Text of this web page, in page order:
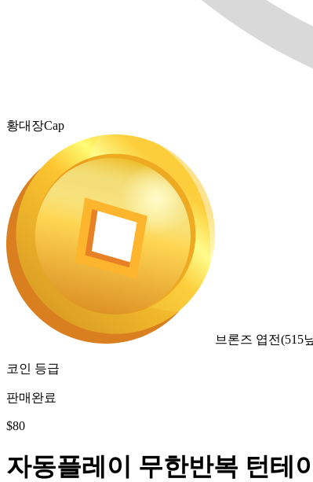
황대장Cap
브론즈 엽전(515
코인 등급
판매완료
$80
자동플레이 무한반복 턴테